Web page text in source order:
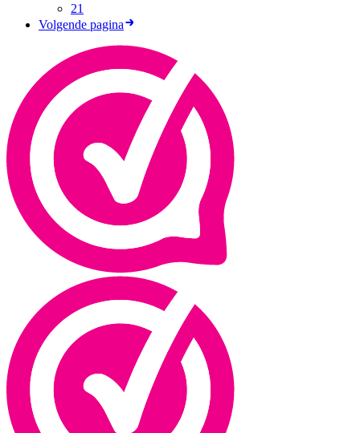
21
Volgende pagina